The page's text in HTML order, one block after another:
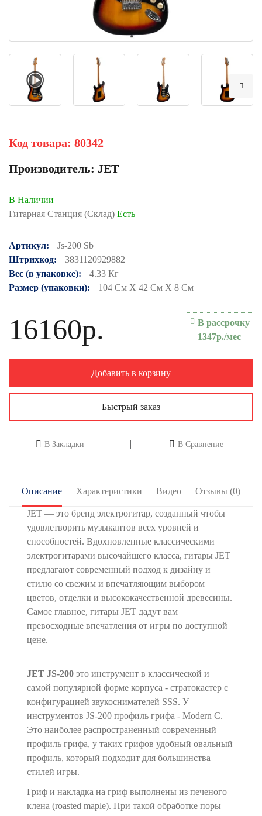
Код товара: 80342
Производитель: JET
В Наличии
Гитарная Станция (Склад) Есть
Артикул:
Js-200 Sb
Штрихкод:
3831120929882
Вес (в упаковке):
4.33 Кг
Размер (упаковки):
104 См X 42 См X 8 См
16160р.
В рассрочку
1347р./мес
Добавить в корзину
Быстрый заказ
В Закладки В Сравнение
Описание Характеристики Видео Отзывы (0)
JET — это бренд электрогитар, созданный чтобы
удовлетворить музыкантов всех уровней и
способностей. Вдохновленные классическими
электрогитарами высочайшего класса, гитары JET
предлагают современный подход к дизайну и
стилю со свежим и впечатляющим выбором
цветов, отделки и высококачественной древесины.
Самое главное, гитары JET дадут вам
превосходные впечатления от игры по доступной
цене.
JET JS-200 это инструмент в классической и
самой популярной форме корпуса - cтратокастер с
конфигурацией звукоснимателей SSS. У
инструментов JS-200 профиль грифа - Modern C.
Это наиболее распространенный современный
профиль грифа, у таких грифов удобный овальный
профиль, который подходит для большинства
стилей игры.
Гриф и накладка на гриф выполнены из печеного
клена (roasted maple). При такой обработке поры